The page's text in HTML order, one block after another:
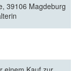
39106 Magdeburg